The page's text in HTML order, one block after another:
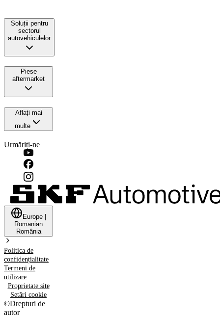
Soluții pentru
sectorul
autovehiculelor
Piese
aftermarket
Aflați mai
multe
Urmăriți-ne
Europe
Romanian
România
Politica de
confidențialitate
Termeni de
utilizare
Proprietate site
Setări cookie
©Drepturi de
autor